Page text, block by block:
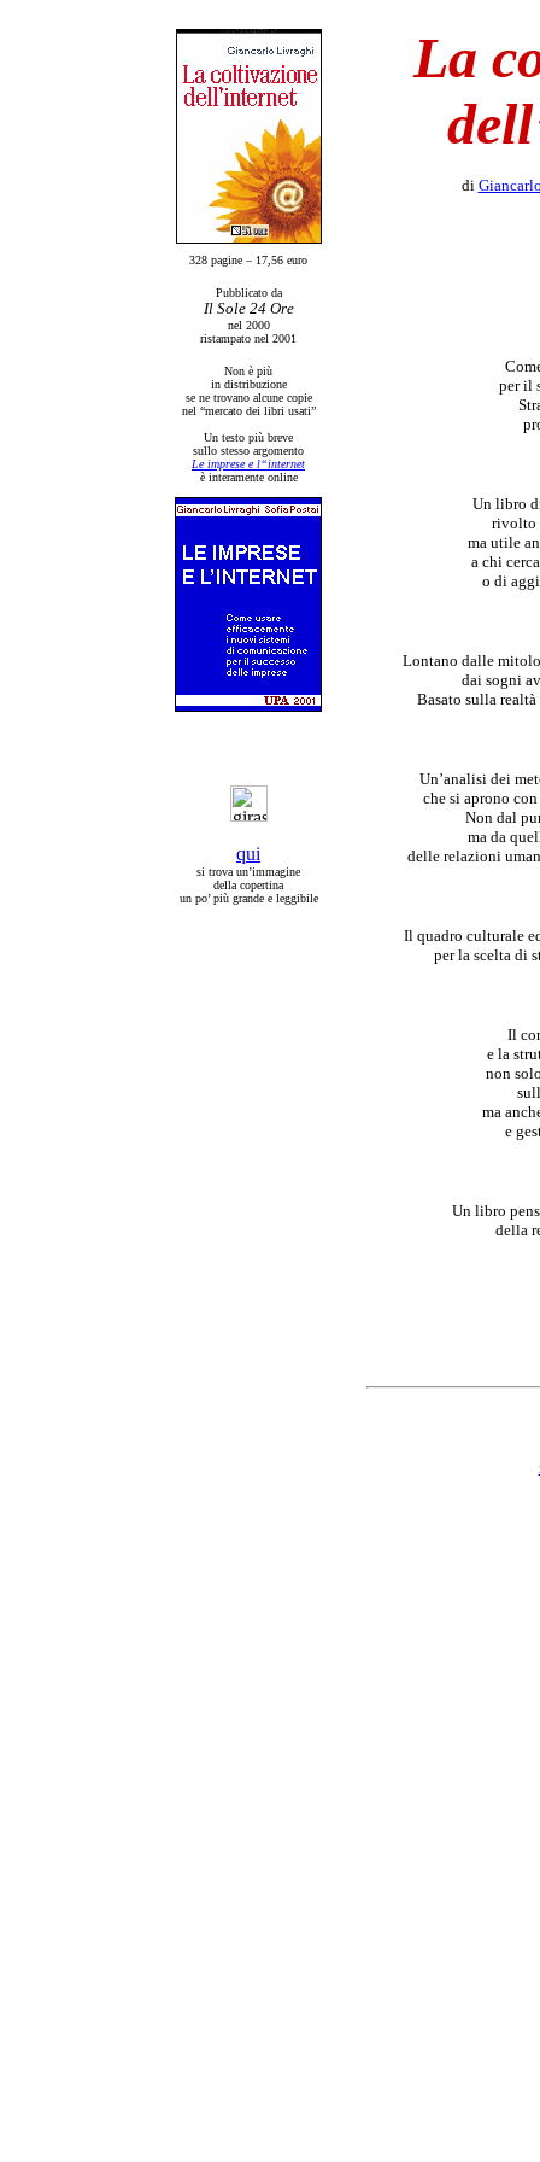
328 pagine – 17,56 euro
Pubblicato da
Il Sole 24 Ore
nel 2000
ristampato nel 2001
Non è più
in distribuzione
se ne trovano alcune copie
nel “mercato dei libri usati”
Un testo più breve
sullo stesso argomento
Le imprese e l“internet
è interamente online
qui
si trova un’immagine
della copertina
un po’ più grande e leggibile
La
di
per il
Un libro
rivolto
ma utile
a chi
o di
Lontano dalle
dai sogni
Basato sulla
Un’analisi dei
che si aprono
Non dal
ma da
delle relazioni
Il quadro culturale
per la scelta di
Il
e la
non
ma
e
Un libro
della